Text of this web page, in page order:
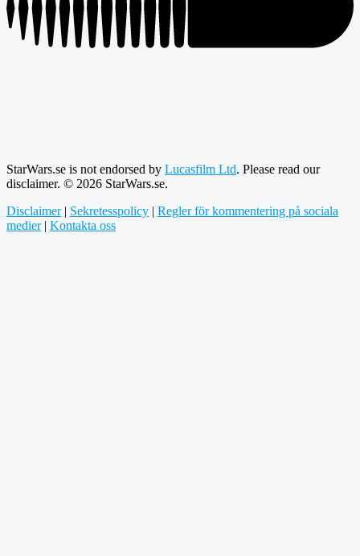
StarWars.se is not endorsed by Lucasfilm Ltd. Please read our
disclaimer. © 2026 StarWars.se.
Disclaimer| Sekretesspolicy | Regler för kommentering på sociala
medier| Kontakta oss